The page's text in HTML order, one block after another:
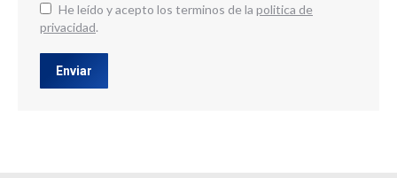
He leído y acepto los terminos de la politica de
privacidad.
Enviar